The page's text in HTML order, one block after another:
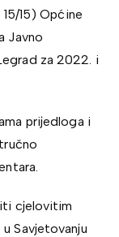
15) Općine
Javno
za 2022. i
prijedloga i
cjelovitim
Savjetovanju